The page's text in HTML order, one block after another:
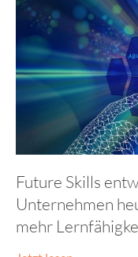
Future Skills
Unternehmen
mehr